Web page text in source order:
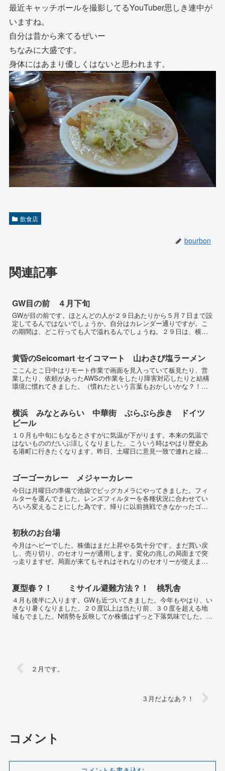
最近キャッチボールを撮影してるYouTuber思しき連中が
いますね。
自分は昔から来てるぜいー
ちなみに大盛です。
身体にはあまり優しくはないと思われます。
飲食店
bourbon
関連記事
GW目の前 ４月下旬
GWが目の前です。ほとんどの人が２９日あたりから５月７日まで設
定してるんではないでしょうか。自分はカレンダー通りですが。こ
の期間は、どこ行っても人で溢れるんでしょうね。２９日は、横
黄昏のSeicomart セイコマート 山わさび塩ラーメン
ここんとこ日中はリモート作業で画面を見入っていて板見たり、営
業したり、依頼があったAWSの作業をしたり障害対応したりと結構
環境に慣れてきました。（慣れたという言葉もおかしいかな？！）
横浜 みなとみらい 中華街 ぶらぶら歩き ドイツ
ビール
１０月も中旬にもなるとさすがに気温が下がります。本来の気温で
はないもののだいぶ涼しくなりました。こういう時はやはり歴史あ
る港町に行きたくなります。昨日、土曜日に意見一致で連れと繰り
ゴーゴーカレー メジャーカレー
今日は月曜日の準備で池袋でビッグカメラにやってきました。フィ
ルターを選んでました。レンズフィルターを各種状況に合わせてい
ろいろ変えることにした為です。帰りに以前挑戦できなかったゴー
初秋のお台場
今月はヘビーでした。株価はまだ上昇やる気十分です。まだ買い戻
し、売り切り、のセオリーが通用します。変化の兆しの局面まで突
っ走りますぜ。局面が来てもそれはそれなりのセオリーが使えま
夏型春？！ ミサイル避難方法？！ 桃乳舎
４月も後半に入ります。GWも近づいてきました。今年もやはり、い
きなり暑くなりました。２０度以上は当たり前、３０度を超える地
域もでました。N情勢を反映してか株価はずっと下落気味でした。こ
２月です。
３月だよなあ？！
コメント